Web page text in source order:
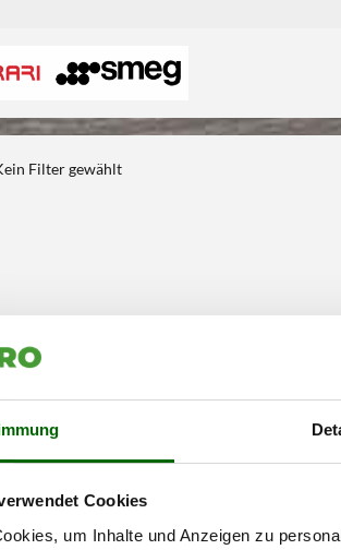
Cookies
um Inhalte und Anzeigen zu
Filter gewählt